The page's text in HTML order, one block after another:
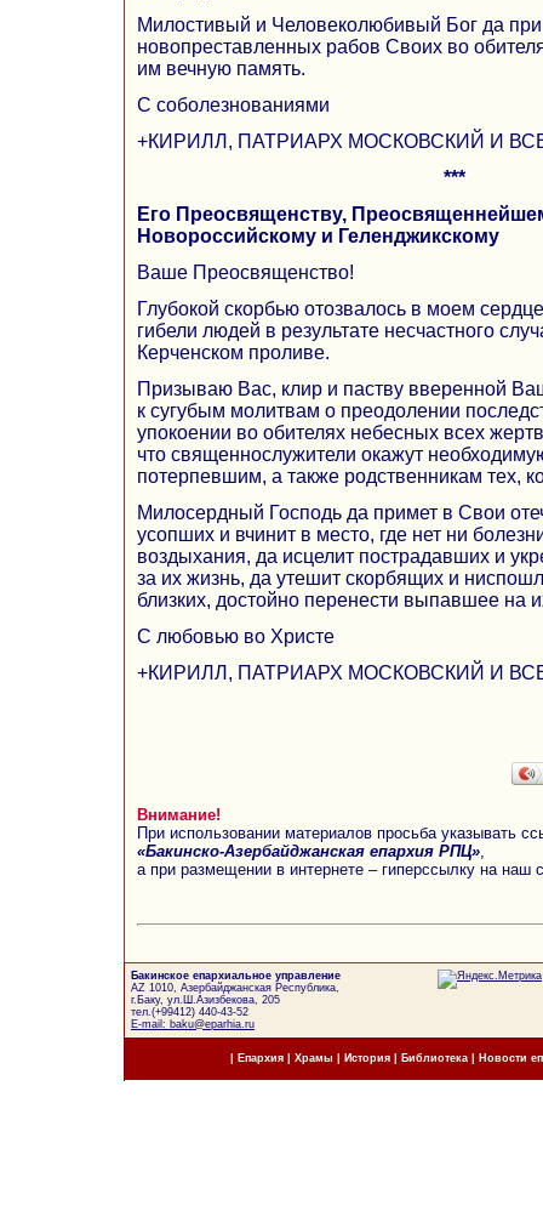
Милостивый и Человеколюбивый Бог да
новопреставленных рабов Своих во
им вечную память.
С соболезнованиями
+КИРИЛЛ, ПАТРИАРХ МОСКОВСКИЙ И
***
Его Преосвященству,
Новороссийскому и Геленджикскому
Ваше Преосвященство!
Глубокой скорбью отозвалось в моем
гибели людей в результате несчастного
Керченском проливе.
Призываю Вас, клир и паству вверенной
к сугубым молитвам о преодолении
упокоении во обителях небесных всех
что священнослужители окажут
потерпевшим, а также родственникам тех,
Милосердный Господь да примет в Свои
усопших и вчинит в место, где нет ни
воздыхания, да исцелит пострадавших и
за их жизнь, да утешит скорбящих и
близких, достойно перенести выпавшее на
С любовью во Христе
+КИРИЛЛ, ПАТРИАРХ МОСКОВСКИЙ И
Внимание!
При использовании материалов просьба указывать
«Бакинско-Азербайджанская епархия РПЦ»
а при размещении в интернете – гиперссылку на наш
Бакинское епархиальное управление
AZ 1010, Азербайджанская Республика,
г.Баку, ул.Ш.Азизбекова, 205
тел.(+99412) 440-43-52
E-mail: baku@eparhia.ru
Епархия| Храмы История| Библиотека Новости